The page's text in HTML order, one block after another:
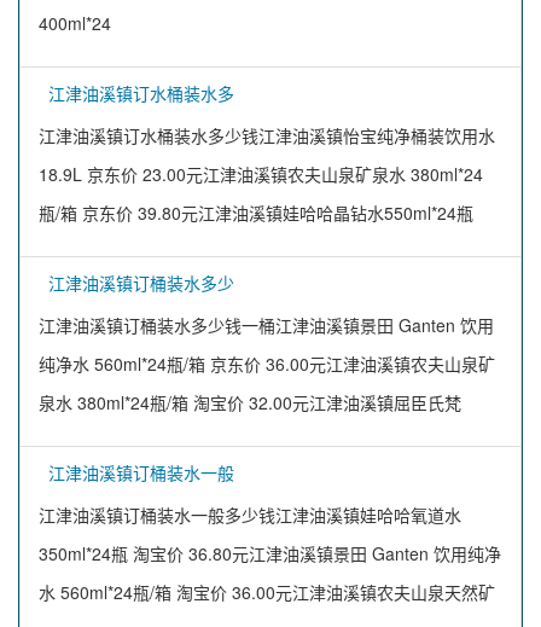
400ml*24
江津油溪镇订水桶装水多
江津油溪镇订水桶装水多少钱江津油溪镇怡宝纯净桶装饮用水
18.9L 京东价 23.00元江津油溪镇农夫山泉矿泉水 380ml*24
瓶/箱 京东价 39.80元江津油溪镇娃哈哈晶钻水550ml*24瓶
江津油溪镇订桶装水多少
江津油溪镇订桶装水多少钱一桶江津油溪镇景田 Ganten 饮用
纯净水 560ml*24瓶/箱 京东价 36.00元江津油溪镇农夫山泉矿
泉水 380ml*24瓶/箱 淘宝价 32.00元江津油溪镇屈臣氏梵
江津油溪镇订桶装水一般
江津油溪镇订桶装水一般多少钱江津油溪镇娃哈哈氧道水
350ml*24瓶 淘宝价 36.80元江津油溪镇景田 Ganten 饮用纯净
水 560ml*24瓶/箱 淘宝价 36.00元江津油溪镇农夫山泉天然矿